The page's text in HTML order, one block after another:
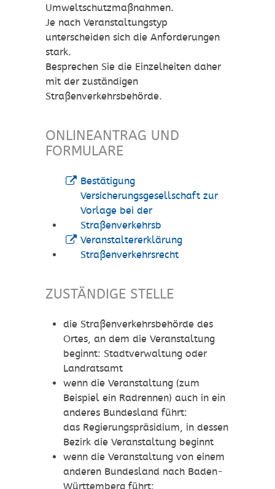
Umweltschutzmaßnahmen.
Je nach Veranstaltungstyp
unterscheiden sich die Anforderungen
stark.
Besprechen Sie die Einzelheiten daher
mit der zuständigen
Straßenverkehrsbehörde.
ONLINEANTRAG UND
FORMULARE
Bestätigung
Versicherungsgesellschaft zur
Vorlage bei der
Straßenverkehrsb
Veranstaltererklärung
Straßenverkehrsrecht
ZUSTÄNDIGE STELLE
die Straßenverkehrsbehörde des
Ortes, an dem die Veranstaltung
beginnt: Stadtverwaltung oder
Landratsamt
wenn die Veranstaltung (zum
Beispiel ein Radrennen) auch in ein
anderes Bundesland führt:
das Regierungspräsidium, in dessen
Bezirk die Veranstaltung beginnt
wenn die Veranstaltung von einem
anderen Bundesland nach Baden-
Württemberg führt: